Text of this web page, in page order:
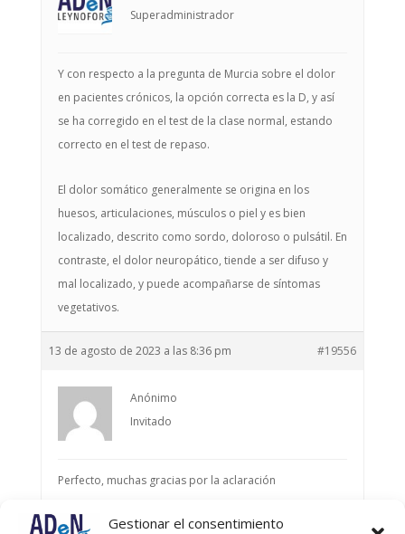
Gestionar el consentimiento
Superadministrador
Y con respecto a la pregunta de Murcia sobre el dolor
en pacientes crónicos, la opción correcta es la D, y así
se ha corregido en el test de la clase normal, estando
correcto en el test de repaso.
El dolor somático generalmente se origina en los
huesos, articulaciones, músculos o piel y es bien
localizado, descrito como sordo, doloroso o pulsátil. En
contraste, el dolor neuropático, tiende a ser difuso y
mal localizado, y puede acompañarse de síntomas
vegetativos.
13 de agosto de 2023 a las 8:36 pm #19556
Anónimo
Invitado
Perfecto, muchas gracias por la aclaración
Autor Entradas